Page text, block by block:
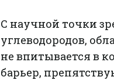
С научной точки
углеводородов,
не впитывается в
барьер,